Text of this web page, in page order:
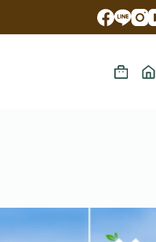
Shopping